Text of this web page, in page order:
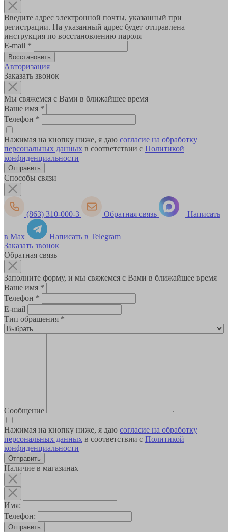
Введите адрес электронной почты, указанный при
регистрации. На указанный адрес будет отправлена
инструкция по восстановлению пароля
E-mail *
Авторизация
Заказать звонок
Мы свяжемся с Вами в ближайшее время
Ваше имя *
Телефон *
Нажимая на кнопку ниже, я даю согласие на обработку
персональных данных в соответствии с Политикой
конфиденциальности
Способы связи
(863) 310-000-3 Обратная связь Написать
в Max
Написать в Telegram
Заказать звонок
Обратная связь
Заполните форму, и мы свяжемся с Вами в ближайшее время
Ваше имя *
Телефон *
E-mail
Тип обращения *
Сообщение
Нажимая на кнопку ниже, я даю согласие на обработку
персональных данных в соответствии с Политикой
конфиденциальности
Наличие в магазинах
Имя:
Телефон:
Отправить